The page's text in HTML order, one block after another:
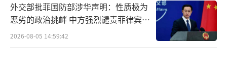
外交部批菲国防部涉华声明：性质极为
恶劣的政治挑衅 中方强烈谴责菲律宾行
为
2026-08-05 14:59:42